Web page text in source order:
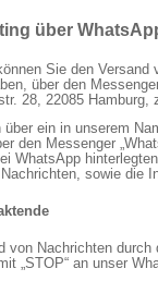
über
Sie den
über den
28, 22085 Hamburg,
über ein in unserem
den Messenger
WhatsApp
sowie die
von Nachrichten
„STOP“ an unser